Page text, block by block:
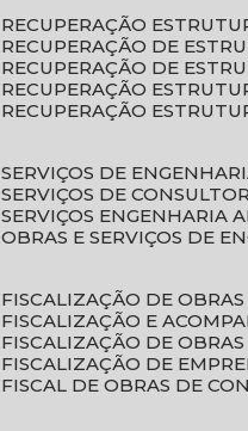
RECUPERAÇÃO
RECUPERAÇÃO DE
RECUPERAÇÃO DE
RECUPERAÇÃO
RECUPERAÇÃO
SERVIÇOS DE
SERVIÇOS DE
SERVIÇOS ENGENHARIA
OBRAS E SERVIÇOS DE
FISCALIZAÇÃO DE
FISCALIZAÇÃO E
FISCALIZAÇÃO DE
FISCALIZAÇÃO DE
FISCAL DE OBRAS DE